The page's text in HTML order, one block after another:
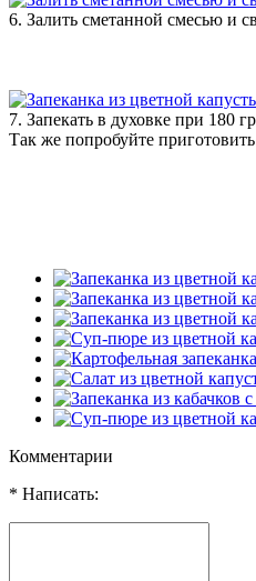
6. Залить сметанной смесью и
7. Запекать в духовке при 180
Так же попробуйте приготовить
Комментарии
* Написать: